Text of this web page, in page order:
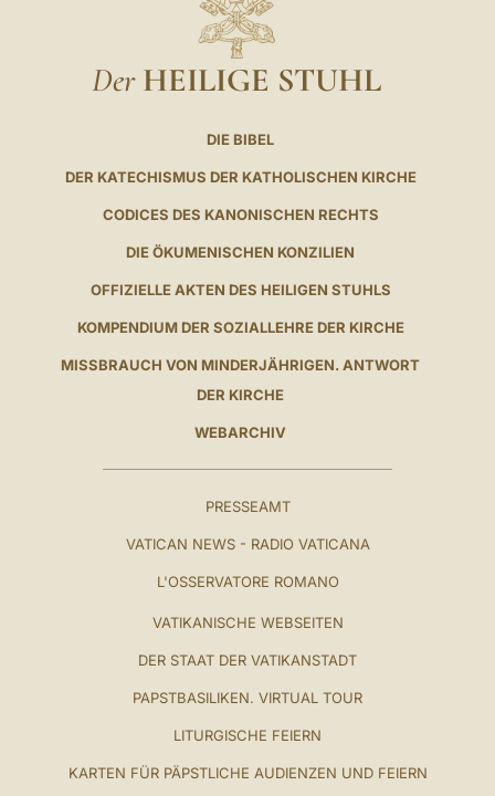
Der HEILIGE STUHL
DIE BIBEL
DER KATECHISMUS DER KATHOLISCHEN KIRCHE
CODICES DES KANONISCHEN RECHTS
DIE ÖKUMENISCHEN KONZILIEN
OFFIZIELLE AKTEN DES HEILIGEN STUHLS
KOMPENDIUM DER SOZIALLEHRE DER KIRCHE
MISSBRAUCH VON MINDERJÄHRIGEN. ANTWORT
DER KIRCHE
WEBARCHIV
PRESSEAMT
VATICAN NEWS - RADIO VATICANA
L'OSSERVATORE ROMANO
VATIKANISCHE WEBSEITEN
DER STAAT DER VATIKANSTADT
PAPSTBASILIKEN. VIRTUAL TOUR
LITURGISCHE FEIERN
KARTEN FÜR PÄPSTLICHE AUDIENZEN UND FEIERN